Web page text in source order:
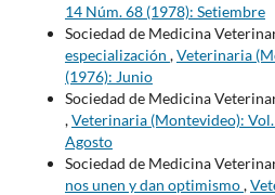
14 Núm. 68 (1978): Setiembre
Sociedad de Medicina
especialización ,Veterinaria
(1976): Junio
Sociedad de Medicina
,Veterinaria (Montevideo):
Agosto
Sociedad de Medicina
nos unen y dan optimismo,